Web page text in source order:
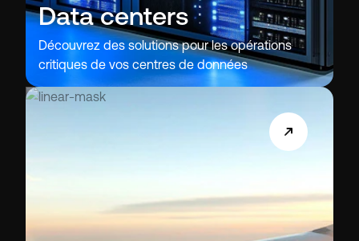
Data centers
Découvrez des solutions pour les opérations
critiques de vos centres de données